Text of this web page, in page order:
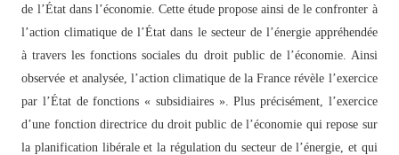
de l’État dans l’économie. Cette étude propose ainsi de le confronter à
l’action climatique de l’État dans le secteur de l’énergie appréhendée
à travers les fonctions sociales du droit public de l’économie. Ainsi
observée et analysée, l’action climatique de la France révèle l’exercice
par l’État de fonctions « subsidiaires ». Plus précisément, l’exercice
d’une fonction directrice du droit public de l’économie qui repose sur
la planification libérale et la régulation du secteur de l’énergie, et qui